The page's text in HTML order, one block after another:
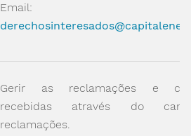
Email:
Gerir as reclamações e
recebidas através do
reclamações.